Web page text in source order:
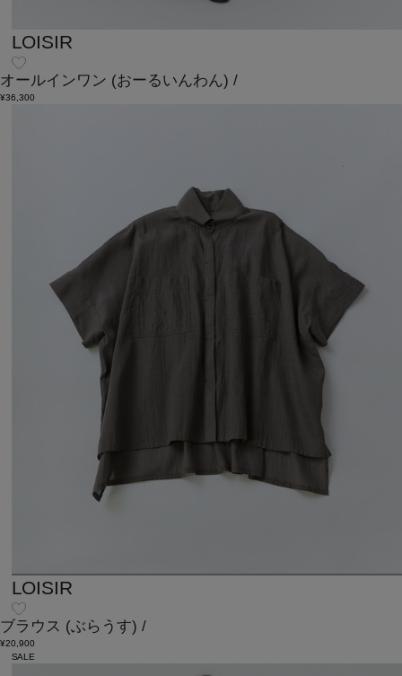
LOISIR
オールインワン (おーるいんわん) /
¥36,300
LOISIR
ブラウス (ぶらうす) /
¥20,900
SALE